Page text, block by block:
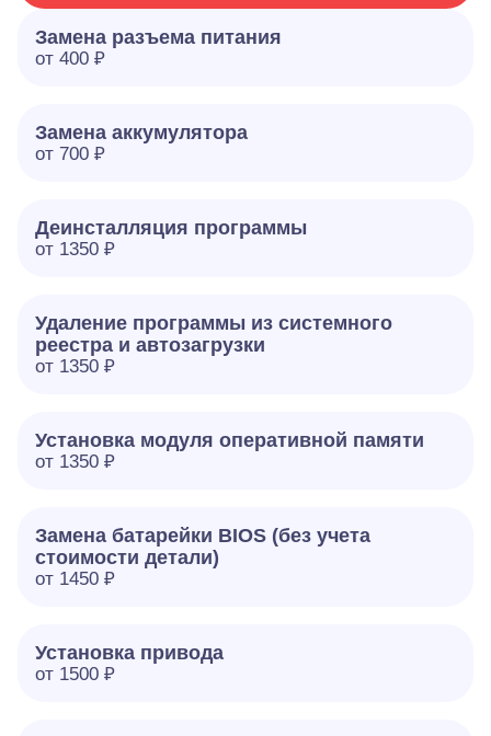
Замена разъема питания
от 400 ₽
Замена аккумулятора
от 700 ₽
Деинсталляция программы
от 1350 ₽
Удаление программы из системного
реестра и автозагрузки
от 1350 ₽
Установка модуля оперативной памяти
от 1350 ₽
Замена батарейки BIOS (без учета
стоимости детали)
от 1450 ₽
Установка привода
от 1500 ₽